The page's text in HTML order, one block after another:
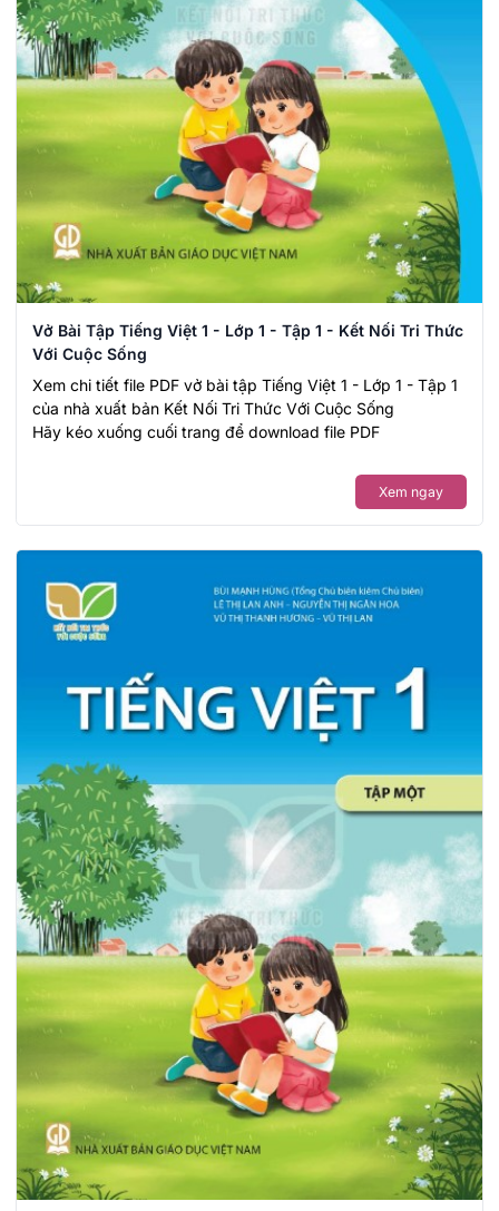
Vở Bài Tập Tiếng Việt 1 - Lớp 1 - Tập 1 - Kết Nối Tri Thức
Với Cuộc Sống
Xem chi tiết file PDF vở bài tập Tiếng Việt 1 - Lớp 1 - Tập 1
của nhà xuất bản Kết Nối Tri Thức Với Cuộc Sống
Hãy kéo xuống cuối trang để download file PDF
Xem ngay